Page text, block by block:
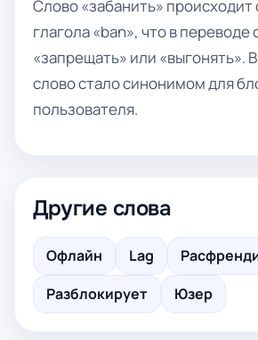
Слово «забанить» происходит
глагола «ban», что в переводе
«запрещать» или «выгонять».
слово стало синонимом для
пользователя.
Другие слова
Офлайн Lag
Разблокирует
Юзер